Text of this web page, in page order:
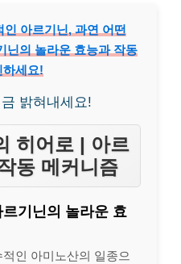
아르기닌, 과연 어떤
닌의 놀라운 효능과 작동
하세요!
밝혀내세요!
히어로 | 아르
동 메커니즘
기닌의 놀라운 효
인 아미노산의 일종으